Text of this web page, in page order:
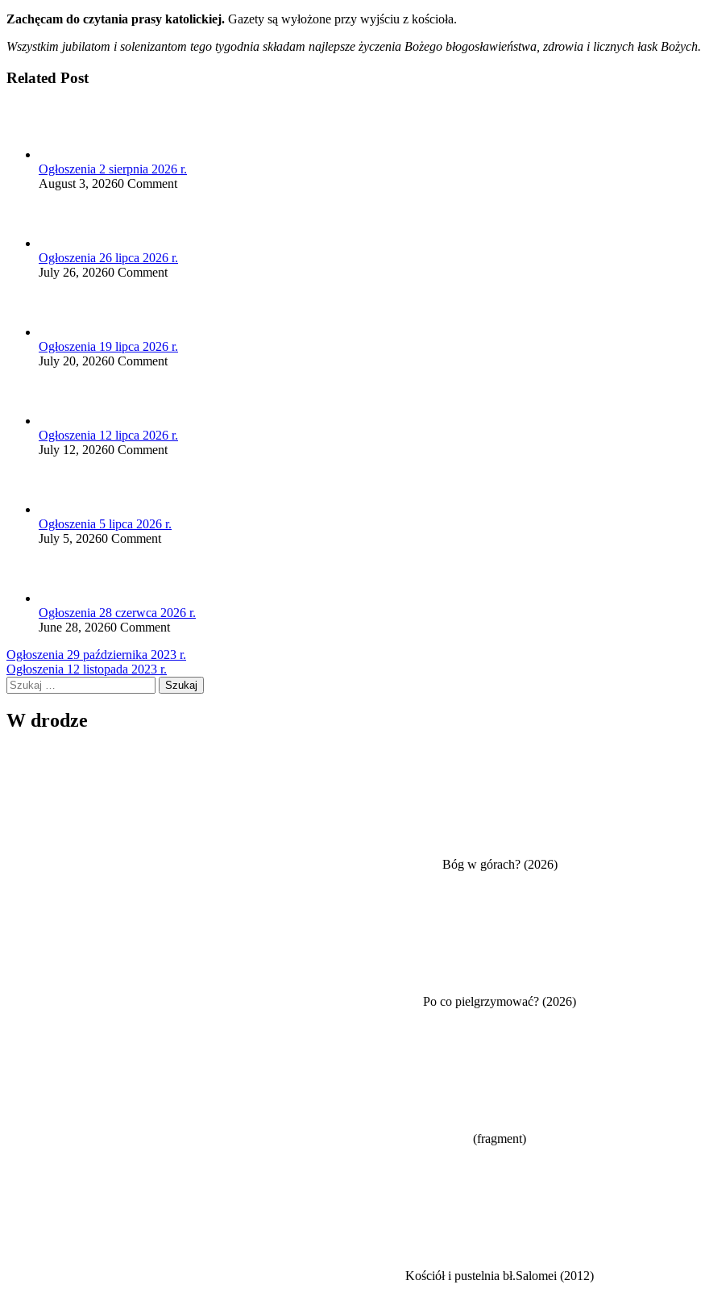
Zachęcam do czytania prasy katolickiej. Gazety są wyłożone przy wyjściu z kościoła.
Wszystkim jubilatom i solenizantom tego tygodnia składam najlepsze życzenia Bożego błogosławieństwa, zdrowia i licznych łask Bożych.
Related Post
Ogłoszenia 2 sierpnia 2026 r.
August 3, 20260 Comment
Ogłoszenia 26 lipca 2026 r.
July 26, 20260 Comment
Ogłoszenia 19 lipca 2026 r.
July 20, 20260 Comment
Ogłoszenia 12 lipca 2026 r.
July 12, 20260 Comment
Ogłoszenia 5 lipca 2026 r.
July 5, 20260 Comment
Ogłoszenia 28 czerwca 2026 r.
June 28, 20260 Comment
Nawigacja
wpisu
Ogłoszenia 29 października 2023 r.
Ogłoszenia 12 listopada 2023 r.
Szukaj:
W drodze
Bóg w górach? (2026)
Po co pielgrzymować? (2026)
(fragment)
Kościół i pustelnia bł.Salomei (2012)